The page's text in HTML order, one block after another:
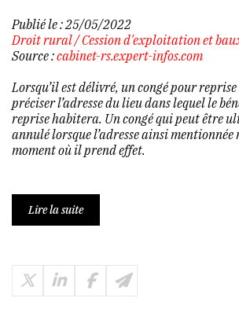
Publié le :25/05/2022
Droit rural/Cession d'exploitation et
Source :cabinet-rs.expert-infos.com
Lorsqu’il est délivré, un congé pour
préciser l’adresse du lieu dans lequel le
reprise habitera. Un congé qui peut être
annulé lorsque l’adresse ainsi mentionnée
moment où il prend effet.
Lire la suite